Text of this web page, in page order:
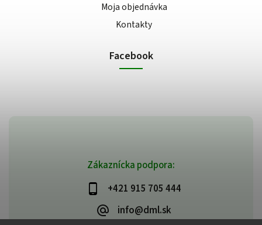
Zákaznícka podpora:
+421 915 705 444
info@dml.sk
Moja objednávka
Kontakty
Facebook